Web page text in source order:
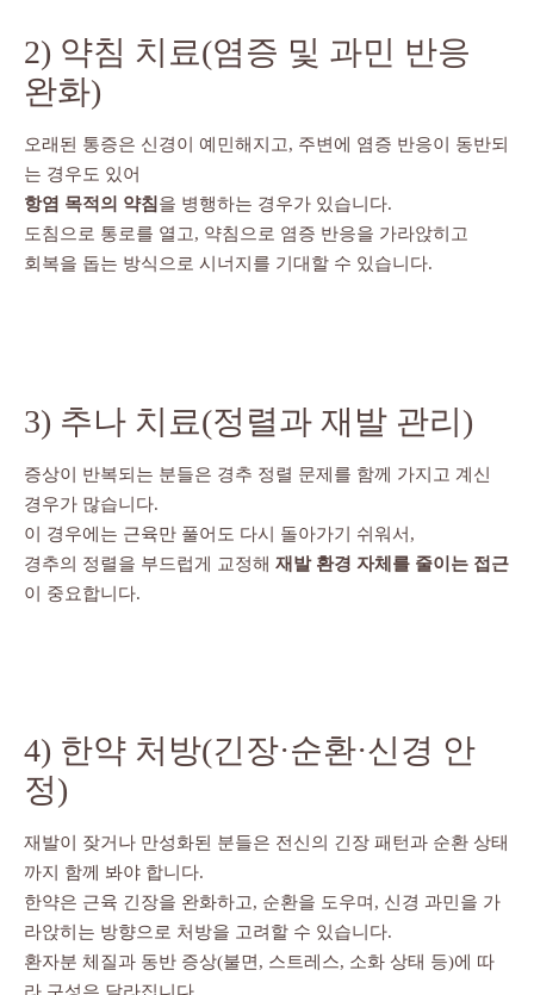
2) 약침 치료(염증 및 과민 반응
완화)
오래된 통증은 신경이 예민해지고, 주변에 염증 반응이 동반되
는 경우도 있어
항염 목적의 약침 을 병행하는 경우가 있습니다.
도침으로 통로를 열고, 약침으로 염증 반응을 가라앉히고
회복을 돕는 방식으로 시너지를 기대할 수 있습니다.
3) 추나 치료(정렬과 재발 관리)
증상이 반복되는 분들은 경추 정렬 문제를 함께 가지고 계신
경우가 많습니다.
이 경우에는 근육만 풀어도 다시 돌아가기 쉬워서,
경추의 정렬을 부드럽게 교정해 재발 환경 자체를 줄이는 접근
이 중요합니다.
4) 한약 처방(긴장·순환·신경 안
정)
재발이 잦거나 만성화된 분들은 전신의 긴장 패턴과 순환 상태
까지 함께 봐야 합니다.
한약은 근육 긴장을 완화하고, 순환을 도우며, 신경 과민을 가
라앉히는 방향으로 처방을 고려할 수 있습니다.
환자분 체질과 동반 증상(불면, 스트레스, 소화 상태 등)에 따